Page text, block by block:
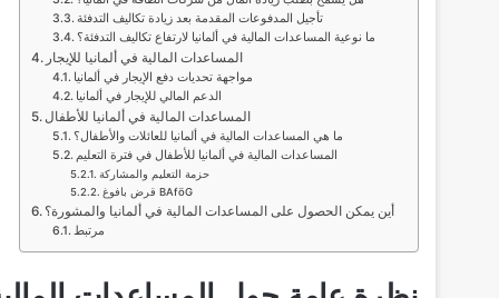
تأجيل المدفوعات المقدمة بعد زيادة تكاليف التدفئة
ما نوعية المساعدات المالية في ألمانيا لارتفاع تكاليف التدفئة؟
المساعدات المالية في ألمانيا للإيجار
مواجهة تحديات دفع الإيجار في ألمانيا
الدعم المالي للإيجار في ألمانيا
المساعدات المالية في ألمانيا للأطفال
ما هي المساعدات المالية في ألمانيا للعائلات والأطفال؟
المساعدات المالية في ألمانيا للأطفال في فترة التعليم
حزمة التعليم والمشاركة
قرض بافوغ BAföG
أين يمكن الحصول على المساعدات المالية في ألمانيا والمشورة؟
مرتبط